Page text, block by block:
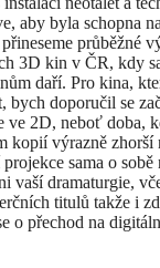
aby byla schopna
průběžné
3D kin v ČR, kdy
daří. Pro kina,
bych doporučil se
ve 2D, neboť doba,
kopií výrazně zhorší
sama o sobě
vaší dramaturgie,
titulů takže i
o přechod na